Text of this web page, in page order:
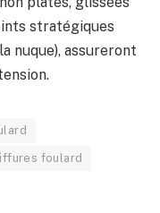
stratégiques
nuque), assureront
foulard